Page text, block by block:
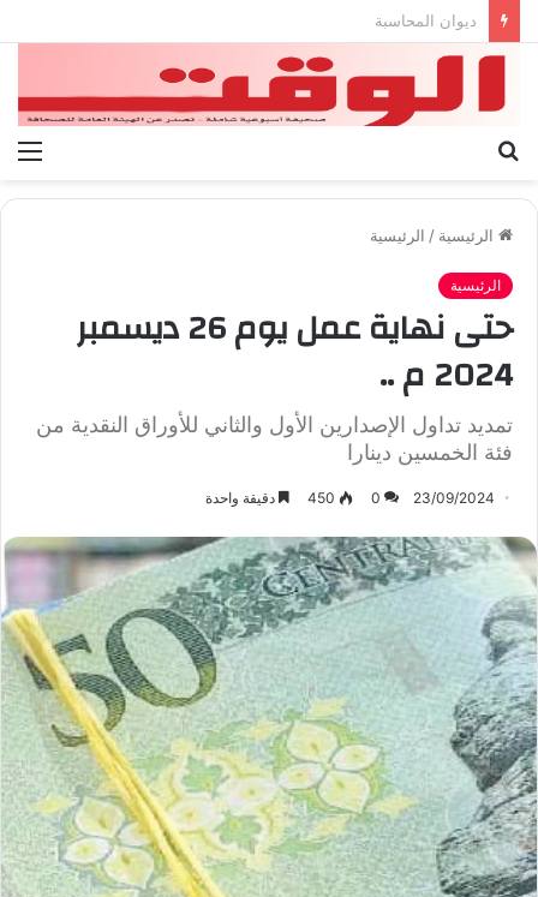
بيان الإتحاد الوطنى العام لعمال ليبيا
الرئيسية / الرئيسية
الرئيسية
حتى نهاية عمل يوم 26 ديسمبر
2024 م ..
تمديد تداول الإصدارين الأول والثاني للأوراق النقدية من
فئة الخمسين دينارا
23/09/2024
0
450 دقيقة واحدة